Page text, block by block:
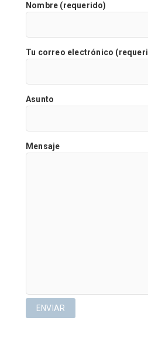
Nombre (requerido)
Tu correo electrónico
Asunto
Mensaje